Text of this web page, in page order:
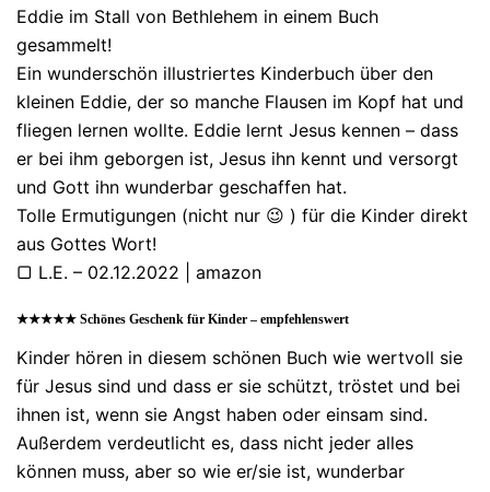
Eddie im Stall von Bethlehem in einem Buch
gesammelt!
Ein wunderschön illustriertes Kinderbuch über den
kleinen Eddie, der so manche Flausen im Kopf hat und
fliegen lernen wollte. Eddie lernt Jesus kennen – dass
er bei ihm geborgen ist, Jesus ihn kennt und versorgt
und Gott ihn wunderbar geschaffen hat.
Tolle Ermutigungen (nicht nur 😉 ) für die Kinder direkt
aus Gottes Wort!
▢ L.E. – 02.12.2022 | amazon
★★★★★ Schönes Geschenk für Kinder – empfehlenswert
Kinder hören in diesem schönen Buch wie wertvoll sie
für Jesus sind und dass er sie schützt, tröstet und bei
ihnen ist, wenn sie Angst haben oder einsam sind.
Außerdem verdeutlicht es, dass nicht jeder alles
können muss, aber so wie er/sie ist, wunderbar